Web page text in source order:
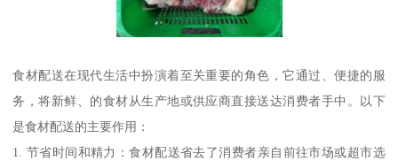
食材配送在现代生活中扮演着至关重要的角色，它通过、便捷的服
务，将新鲜、的食材从生产地或供应商直接送达消费者手中。以下
是食材配送的主要作用：
1. 节省时间和精力：食材配送省去了消费者亲自前往市场或超市选